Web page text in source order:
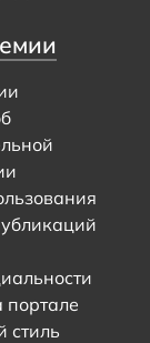
портале
стиль